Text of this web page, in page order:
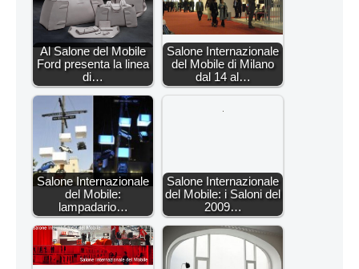
Al Salone del Mobile
Ford presenta la linea
di…
Salone Internazionale
del Mobile di Milano
dal 14 al…
Salone Internazionale
del Mobile:
lampadario…
Salone Internazionale
del Mobile: i Saloni del
2009…